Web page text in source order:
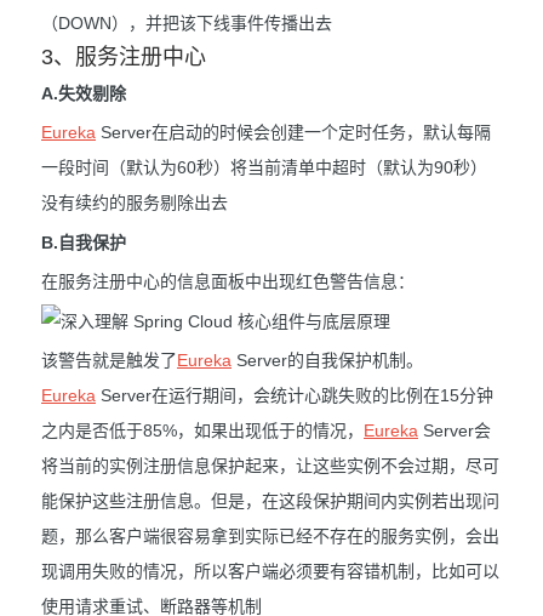
（DOWN），并把该下线事件传播出去
3、服务注册中心
A.失效剔除
Eureka Server在启动的时候会创建一个定时任务，默认每隔
一段时间（默认为60秒）将当前清单中超时（默认为90秒）
没有续约的服务剔除出去
B.自我保护
在服务注册中心的信息面板中出现红色警告信息：
该警告就是触发了Eureka Server的自我保护机制。
Eureka Server在运行期间，会统计心跳失败的比例在15分钟
之内是否低于85%，如果出现低于的情况， Eureka Server会
将当前的实例注册信息保护起来，让这些实例不会过期，尽可
能保护这些注册信息。但是，在这段保护期间内实例若出现问
题，那么客户端很容易拿到实际已经不存在的服务实例，会出
现调用失败的情况，所以客户端必须要有容错机制，比如可以
使用请求重试、断路器等机制